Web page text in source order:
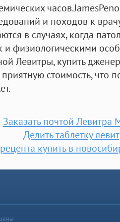
и походов к
в случаях, когда
и физиологическими
Левитры, купить
стоимость, что
Заказать почтой Левитра
Делить таблетку
купить в